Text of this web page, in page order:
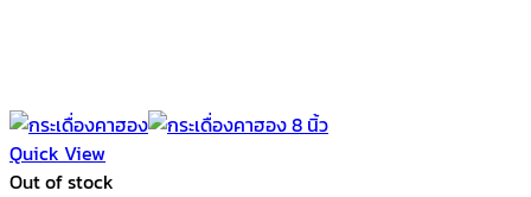
Quick View
Out of stock